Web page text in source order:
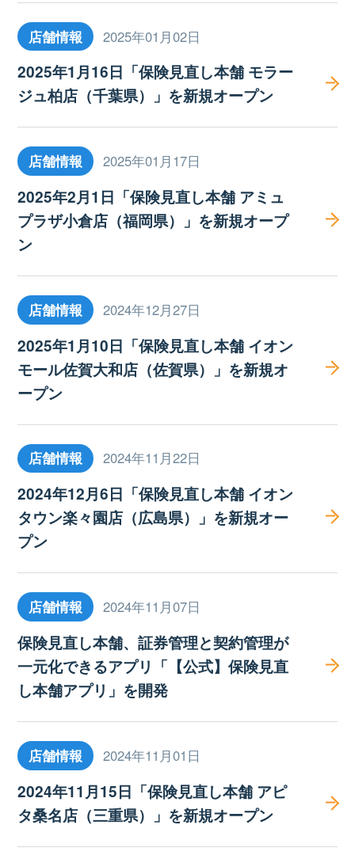
店舗情報 2025年01月02日
2025年1月16日「保険見直し本舗 モラー
ジュ柏店（千葉県）」を新規オープン
店舗情報 2025年01月17日
2025年2月1日「保険見直し本舗 アミュ
プラザ小倉店（福岡県）」を新規オープ
ン
店舗情報 2024年12月27日
2025年1月10日「保険見直し本舗 イオン
モール佐賀大和店（佐賀県）」を新規オ
ープン
店舗情報 2024年11月22日
2024年12月6日「保険見直し本舗 イオン
タウン楽々園店（広島県）」を新規オー
プン
店舗情報 2024年11月07日
保険見直し本舗、証券管理と契約管理が
一元化できるアプリ「【公式】保険見直
し本舗アプリ」を開発
店舗情報 2024年11月01日
2024年11月15日「保険見直し本舗 アピ
タ桑名店（三重県）」を新規オープン